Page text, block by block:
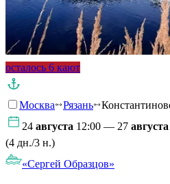
осталось 6 кают
Москва Рязань
24 августа 12:00 — 27 августа
(4 дн./3 н.)
«Сергей Образцов»